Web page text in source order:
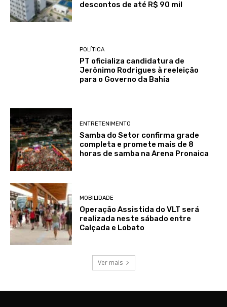
descontos de até R$ 90 mil
POLÍTICA
PT oficializa candidatura de
Jerônimo Rodrigues à reeleição
para o Governo da Bahia
ENTRETENIMENTO
Samba do Setor confirma grade
completa e promete mais de 8
horas de samba na Arena Pronaica
MOBILIDADE
Operação Assistida do VLT será
realizada neste sábado entre
Calçada e Lobato
Ver mais